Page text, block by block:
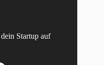
Startup auf